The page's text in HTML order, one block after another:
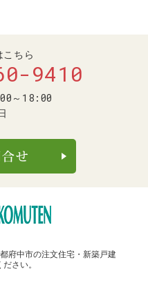
こちら
9410
～18:00
府中市の注文住宅・新築戸建
さい。